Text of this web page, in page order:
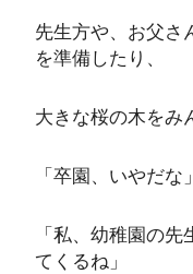
先生方や、お父さ
を準備したり、
大きな桜の木をみ
「卒園、いやだな」
「私、幼稚園の
てくるね」